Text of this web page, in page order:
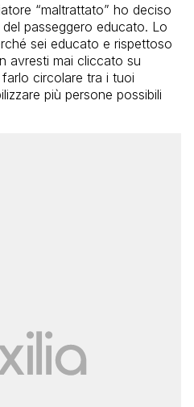
“maltrattato” ho deciso
passeggero educato. Lo
sei educato e rispettoso
avresti mai cliccato su
circolare tra i tuoi
più persone possibili